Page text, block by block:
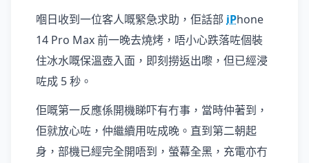
嗰日收到一位客人嘅緊急求助，佢話部 iPhone
14 Pro Max 前一晚去燒烤，唔小心跌落咗個裝
住冰水嘅保溫壺入面，即刻撈返出嚟，但已經浸
咗成 5 秒。
佢嘅第一反應係開機睇吓有冇事，當時仲著到，
佢就放心咗，仲繼續用咗成晚。直到第二朝起
身，部機已經完全開唔到，螢幕全黑，充電亦冇